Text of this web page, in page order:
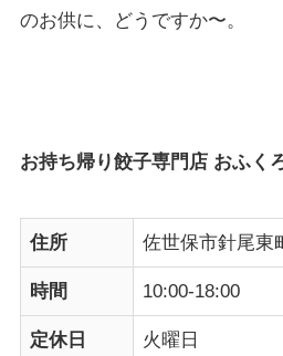
のお供に、どうですか〜。
お持ち帰り餃子専門店 おふく
住所 佐世保市針尾東
時間 10:00-18:00
定休日 火曜日